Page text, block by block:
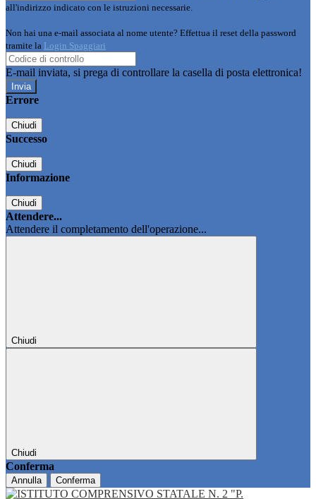
all'indirizzo indicato con le istruzioni necessarie.
Non hai una e-mail associata al nome utente? Effettua il reset della password
tramite la Login Spaggiari
E-mail inviata, si prega di controllare la casella di posta elettronica!
Errore
Chiudi
Successo
Chiudi
Informazione
Chiudi
Attendere...
Attendere il completamento dell'operazione...
Chiudi
Chiudi
Conferma
Annulla Conferma